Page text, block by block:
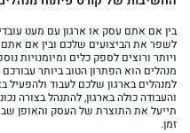
בין אם אתם עסק או ארגון עם מעט
לשפר את הביצועים שלכם ובין אם אתם
ויותר ורוצים לספק כלים ומיומנויות
מנהלים הוא הפתרון הטוב ביותר
למנהלים בארגון שלכם לעבוד ולהפעיל
והעבודה כולה בארגון, להתנהל בצורה
תייעל את התוצרת של העסק והאופן
זמן.